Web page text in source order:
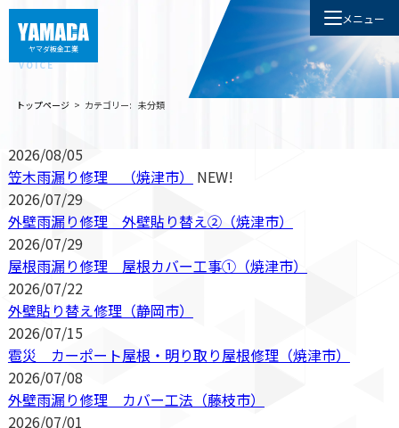
ヤマダ板金工業
メニュー
塾生の声
VOICE
トップページ > カテゴリー: 未分類
2026/08/05
笠木雨漏り修理 （焼津市）
NEW!
2026/07/29
外壁雨漏り修理 外壁貼り替え②（焼津市）
2026/07/29
屋根雨漏り修理 屋根カバー工事①（焼津市）
2026/07/22
外壁貼り替え修理（静岡市）
2026/07/15
雹災 カーポート屋根・明り取り屋根修理（焼津市）
2026/07/08
外壁雨漏り修理 カバー工法（藤枝市）
2026/07/01